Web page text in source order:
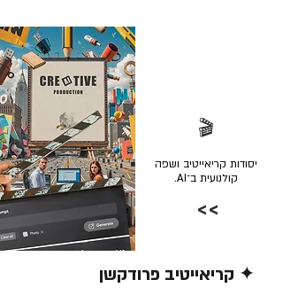
🎬
יסודות קריאייטיב ושפה
קולנועית ב־AI.
>>
✦ קריאייטיב פרודקשן